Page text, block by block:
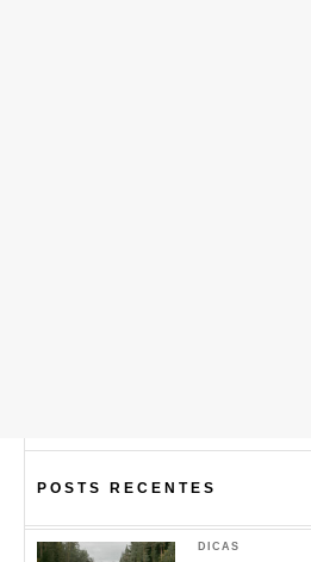
POSTS RECENTES
DICAS